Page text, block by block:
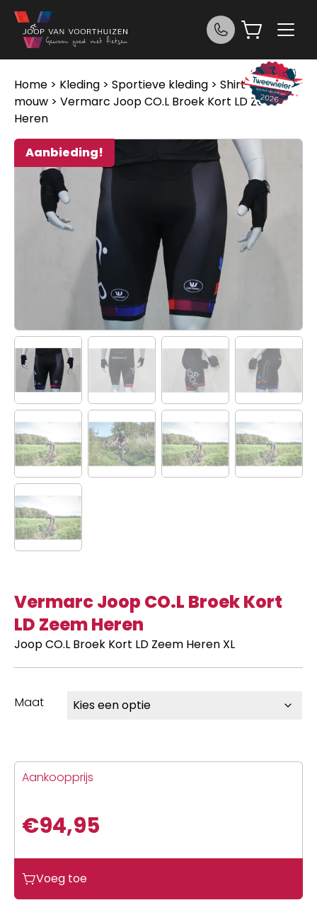
Ga naar de inhoud
Home > Kleding > Sportieve kleding > Shirt korte
mouw > Vermarc Joop CO.L Broek Kort LD Zeem
Heren
Aanbieding!
Vermarc Joop CO.L Broek Kort
LD Zeem Heren
Joop CO.L Broek Kort LD Zeem Heren XL
Maat
Aankoopprijs
€94,95
Joop
CO.L
Voeg toe